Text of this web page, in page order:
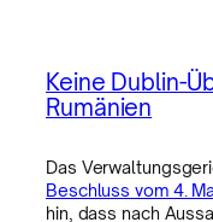
Keine Dublin-
Rumänien
Das
Beschluss vom 4.
hin, dass nach